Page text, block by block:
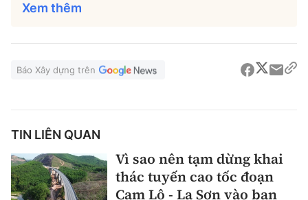
Xem thêm
Báo Xây dựng trên
TIN LIÊN QUAN
Vì sao nên tạm dừng khai
thác tuyến cao tốc đoạn
Cam Lộ - La Sơn vào ban